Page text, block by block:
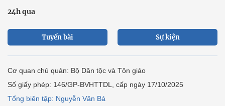
24h qua
Tuyến bài Sự kiện
Cơ quan chủ quản: Bộ Dân tộc và Tôn giáo
Số giấy phép: 146/GP-BVHTTDL, cấp ngày 17/10/2025
Tổng biên tập: Nguyễn Văn Bá